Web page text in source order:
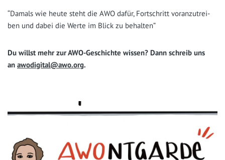
“Damals wie heu­te steht die AWO dafür, Fort­schritt vor­an­zu­trei­
ben und dabei die Wer­te im Blick zu behalten”
Du willst mehr zur AWO-Geschich­te wis­sen? Dann schreib uns
an awodigital@awo.org.